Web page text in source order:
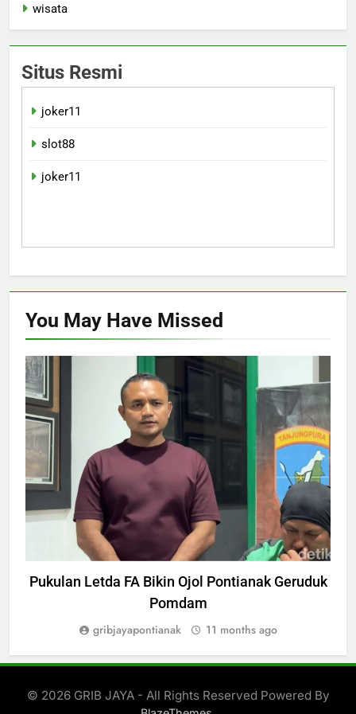
wisata
Situs Resmi
joker11
slot88
joker11
You May Have Missed
HUKUM
Pukulan Letda FA Bikin Ojol Pontianak Geruduk
Pomdam
gribjayapontianak 11 months ago
© 2026 GRIB JAYA - All Rights Reserved Powered By